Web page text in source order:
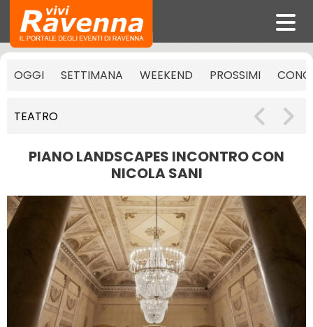
OGGI SETTIMANA WEEKEND PROSSIMI
TEATRO
PIANO LANDSCAPES INCONTRO CON
NICOLA SANI